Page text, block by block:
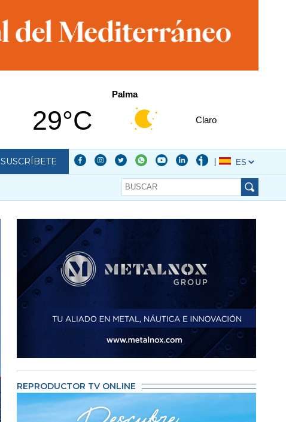
Palma
29°C Claro
SUSCRÍBETE |
REPRODUCTOR TV ONLINE